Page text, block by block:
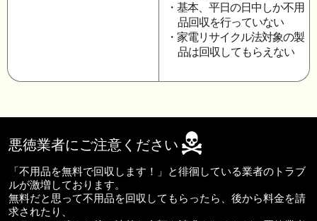
・基本、平日の日中しか不用
品回収を行っていない
・家電リサイクル法対象の製
品は回収してもらえない
悪徳業者にご注意ください
「不用品を無料で回収します！」と徘徊している業者のトラブ
ルが激増しております。
無料だと思って不用品を回収してもらったら、後から料金を請
求されたり、